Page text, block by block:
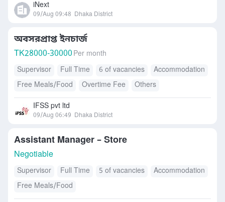
iNext
09/Aug 09:48 Dhaka District
অবসরপ্রাপ্ত ইনচার্জ
TK28000-30000 Per month
Supervisor
Full Time 6 of vacancies
Accommodation
Free Meals/Food
Overtime Fee Others
IFSS pvt ltd
09/Aug 06:49 Dhaka District
Assistant Manager – Store
Negotiable
Supervisor Full Time 5 of vacancies
Accommodation
Free Meals/Food